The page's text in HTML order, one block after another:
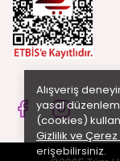
Alışveriş
yasal
(cookies)
Gizlilik ve Çerez
erişebilirsiniz.